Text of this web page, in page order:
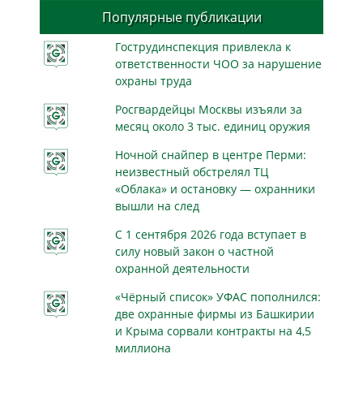
Популярные публикации
Гострудинспекция привлекла к
ответственности ЧОО за нарушение
охраны труда
Росгвардейцы Москвы изъяли за
месяц около 3 тыс. единиц оружия
Ночной снайпер в центре Перми:
неизвестный обстрелял ТЦ
«Облака» и остановку — охранники
вышли на след
С 1 сентября 2026 года вступает в
силу новый закон о частной
охранной деятельности
«Чёрный список» УФАС пополнился:
две охранные фирмы из Башкирии
и Крыма сорвали контракты на 4,5
миллиона